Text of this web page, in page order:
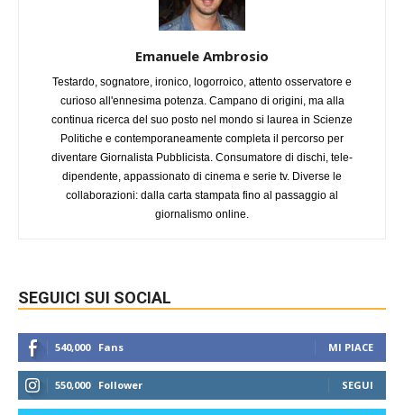
Emanuele Ambrosio
Testardo, sognatore, ironico, logorroico, attento osservatore e
curioso all'ennesima potenza. Campano di origini, ma alla
continua ricerca del suo posto nel mondo si laurea in Scienze
Politiche e contemporaneamente completa il percorso per
diventare Giornalista Pubblicista. Consumatore di dischi, tele-
dipendente, appassionato di cinema e serie tv. Diverse le
collaborazioni: dalla carta stampata fino al passaggio al
giornalismo online.
SEGUICI SUI SOCIAL
540,000 Fans MI PIACE
550,000 Follower SEGUI